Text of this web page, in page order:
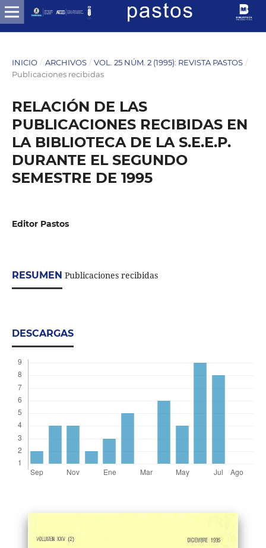
INICIO / ARCHIVOS / VOL. 25 NÚM. 2 (1995): REVISTA PASTOS /
Publicaciones recibidas
RELACIÓN DE LAS
PUBLICACIONES RECIBIDAS EN
LA BIBLIOTECA DE LA S.E.E.P.
DURANTE EL SEGUNDO
SEMESTRE DE 1995
Editor Pastos
RESUMEN Publicaciones recibidas
DESCARGAS